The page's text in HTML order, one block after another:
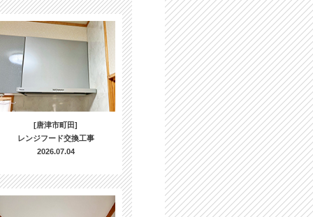
[唐津市町田]
レンジフード交換工事
2026.07.04